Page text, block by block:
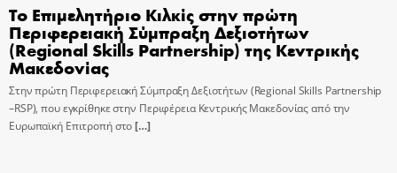
Το Επιμελητήριο Κιλκίς στην πρώτη
Περιφερειακή Σύμπραξη Δεξιοτήτων
(Regional Skills Partnership) της Κεντρικής
Μακεδονίας
Στην πρώτη Περιφερειακή Σύμπραξη Δεξιοτήτων (Regional Skills Partnership
–RSP), που εγκρίθηκε στην Περιφέρεια Κεντρικής Μακεδονίας από την
Ευρωπαϊκή Επιτροπή στο[…]